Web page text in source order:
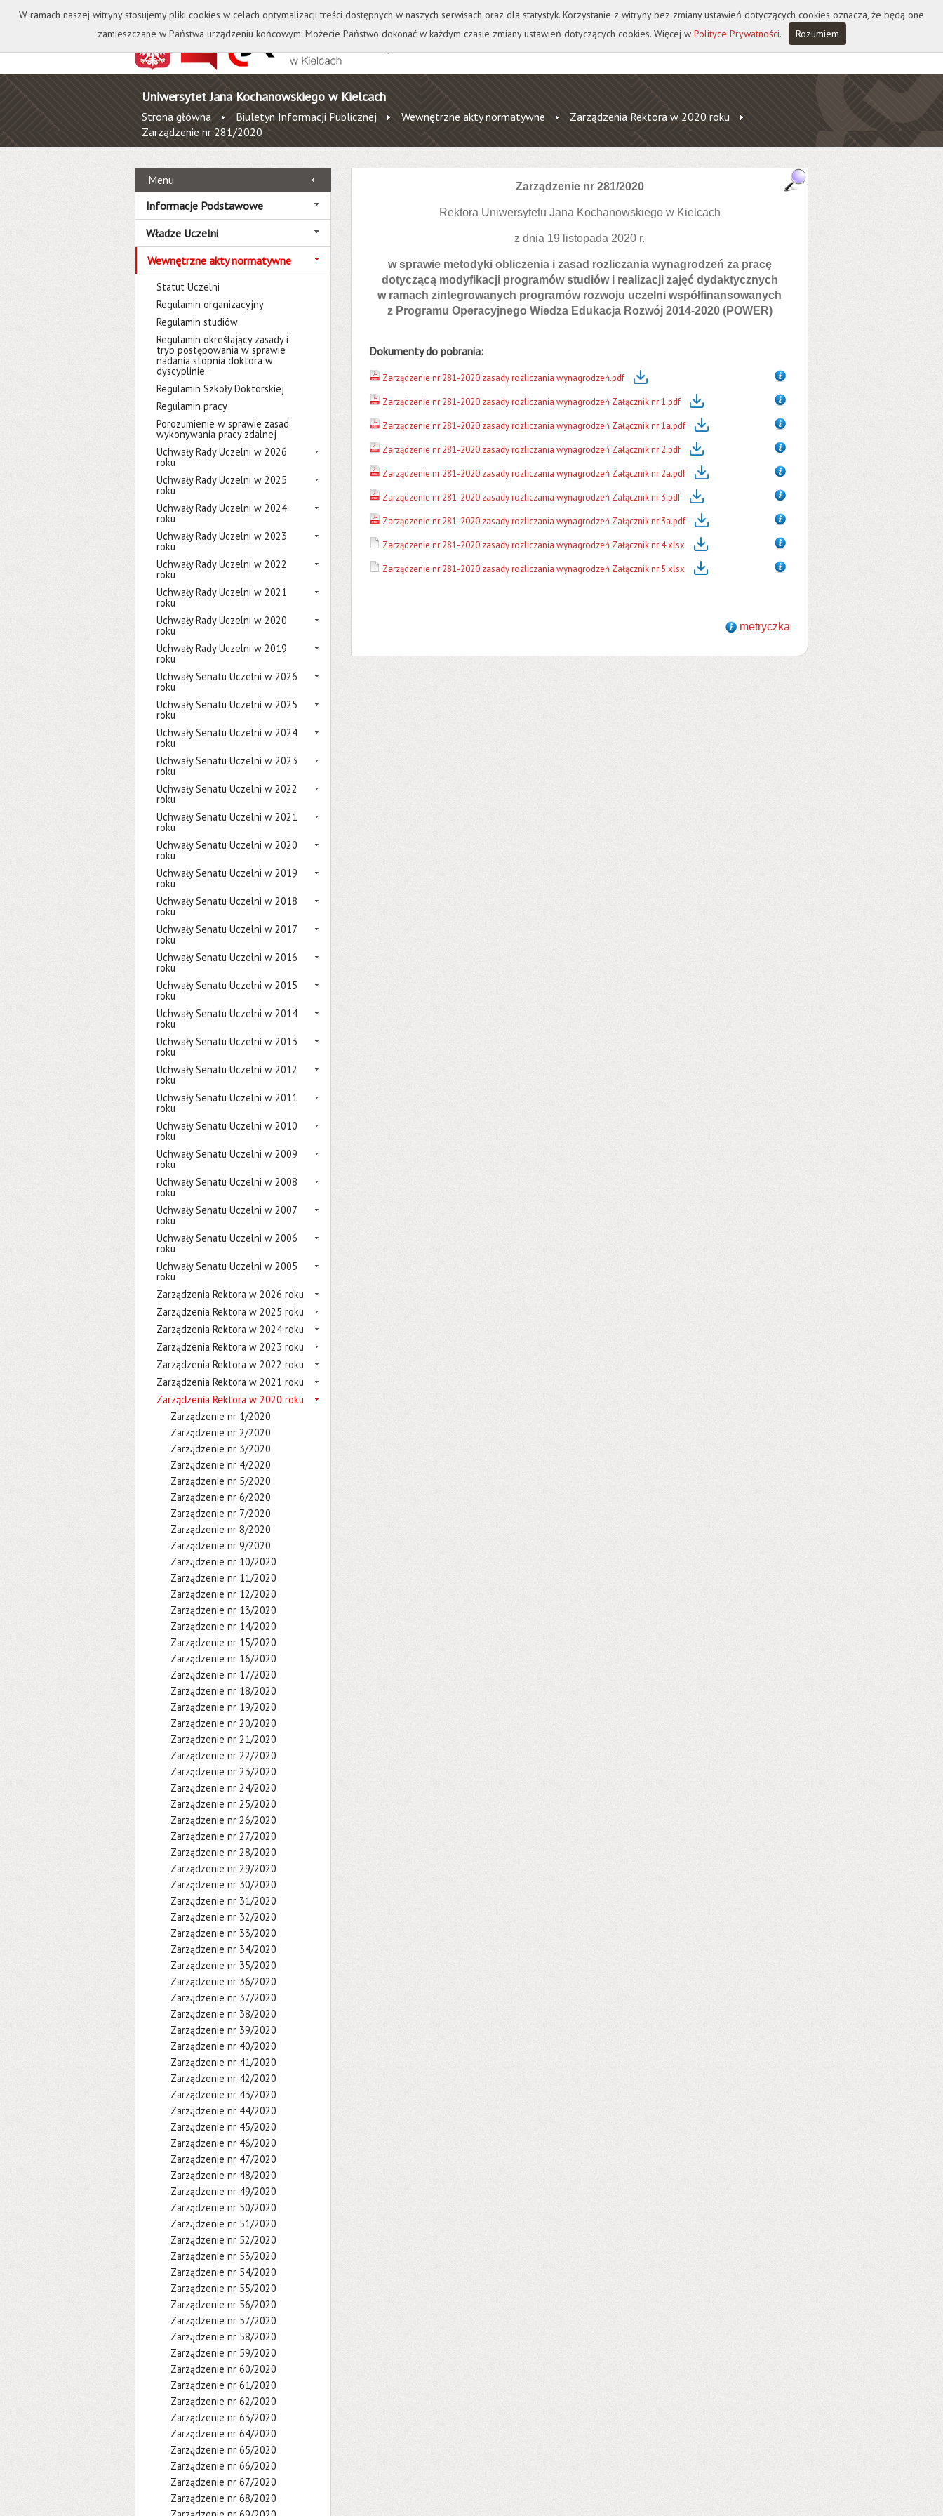
Kontakt Biblioteka Wydawnictwo Wirtualna Uczelnia A A A A
Uniwersytet Jana Kochanowskiego w Kielcach
Strona główna Biuletyn Informacji Publicznej Wewnętrzne akty normatywne
Zarządzenia Rektora w 2020 roku
Zarządzenie nr 281/2020
Menu
Informacje Podstawowe
Władze Uczelni
Wewnętrzne akty normatywne
Statut Uczelni
Regulamin organizacyjny
Regulamin studiów
Regulamin określający zasady i
tryb postępowania w sprawie
nadania stopnia doktora w
dyscyplinie
Regulamin Szkoły Doktorskiej
Regulamin pracy
Porozumienie w sprawie zasad
wykonywania pracy zdalnej
Uchwały Rady Uczelni w 2026
roku
Uchwały Rady Uczelni w 2025
roku
Uchwały Rady Uczelni w 2024
roku
Uchwały Rady Uczelni w 2023
roku
Uchwały Rady Uczelni w 2022
roku
Uchwały Rady Uczelni w 2021
roku
Uchwały Rady Uczelni w 2020
roku
Uchwały Rady Uczelni w 2019
roku
Uchwały Senatu Uczelni w 2026
roku
Uchwały Senatu Uczelni w 2025
roku
Uchwały Senatu Uczelni w 2024
roku
Uchwały Senatu Uczelni w 2023
roku
Uchwały Senatu Uczelni w 2022
roku
Uchwały Senatu Uczelni w 2021
roku
Uchwały Senatu Uczelni w 2020
roku
Uchwały Senatu Uczelni w 2019
roku
Uchwały Senatu Uczelni w 2018
roku
Uchwały Senatu Uczelni w 2017
roku
Uchwały Senatu Uczelni w 2016
roku
Uchwały Senatu Uczelni w 2015
roku
Uchwały Senatu Uczelni w 2014
roku
Uchwały Senatu Uczelni w 2013
roku
Uchwały Senatu Uczelni w 2012
roku
Uchwały Senatu Uczelni w 2011
roku
Uchwały Senatu Uczelni w 2010
roku
Uchwały Senatu Uczelni w 2009
roku
Uchwały Senatu Uczelni w 2008
roku
Uchwały Senatu Uczelni w 2007
roku
Uchwały Senatu Uczelni w 2006
roku
Uchwały Senatu Uczelni w 2005
roku
Zarządzenia Rektora w 2026 roku
Zarządzenia Rektora w 2025 roku
Zarządzenia Rektora w 2024 roku
Zarządzenia Rektora w 2023 roku
Zarządzenia Rektora w 2022 roku
Zarządzenia Rektora w 2021 roku
Zarządzenia Rektora w 2020 roku
Zarządzenie nr 1/2020
Zarządzenie nr 2/2020
Zarządzenie nr 3/2020
Zarządzenie nr 4/2020
Zarządzenie nr 5/2020
Zarządzenie nr 6/2020
Zarządzenie nr 7/2020
Zarządzenie nr 8/2020
Zarządzenie nr 9/2020
Zarządzenie nr 10/2020
Zarządzenie nr 11/2020
Zarządzenie nr 12/2020
Zarządzenie nr 13/2020
Zarządzenie nr 14/2020
Zarządzenie nr 15/2020
Zarządzenie nr 16/2020
Zarządzenie nr 17/2020
Zarządzenie nr 18/2020
Zarządzenie nr 19/2020
Zarządzenie nr 20/2020
Zarządzenie nr 21/2020
Zarządzenie nr 22/2020
Zarządzenie nr 23/2020
Zarządzenie nr 24/2020
Zarządzenie nr 25/2020
Zarządzenie nr 26/2020
Zarządzenie nr 27/2020
Zarządzenie nr 28/2020
Zarządzenie nr 29/2020
Zarządzenie nr 30/2020
Zarządzenie nr 31/2020
Zarządzenie nr 32/2020
Zarządzenie nr 33/2020
Zarządzenie nr 34/2020
Zarządzenie nr 35/2020
Zarządzenie nr 36/2020
Zarządzenie nr 37/2020
Zarządzenie nr 38/2020
Zarządzenie nr 39/2020
Zarządzenie nr 40/2020
Zarządzenie nr 41/2020
Zarządzenie nr 42/2020
Zarządzenie nr 43/2020
Zarządzenie nr 44/2020
Zarządzenie nr 45/2020
Zarządzenie nr 46/2020
Zarządzenie nr 47/2020
Zarządzenie nr 48/2020
Zarządzenie nr 49/2020
Zarządzenie nr 50/2020
Zarządzenie nr 51/2020
Zarządzenie nr 52/2020
Zarządzenie nr 53/2020
Zarządzenie nr 54/2020
Zarządzenie nr 55/2020
Zarządzenie nr 56/2020
Zarządzenie nr 57/2020
Zarządzenie nr 58/2020
Zarządzenie nr 59/2020
Zarządzenie nr 60/2020
Zarządzenie nr 61/2020
Zarządzenie nr 62/2020
Zarządzenie nr 63/2020
Zarządzenie nr 64/2020
Zarządzenie nr 65/2020
Zarządzenie nr 66/2020
Zarządzenie nr 67/2020
Zarządzenie nr 68/2020
Zarządzenienr 281/2020
Rektora Uniwersytetu Jana Kochanowskiego w Kielcach
z dnia 19 listopada 2020 r.
w sprawie metodyki obliczenia i zasad rozliczania wynagrodzeń za pracę
dotyczącą modyfikacji programów studiów i realizacji zajęć dydaktycznych
w ramach zintegrowanych programów rozwoju uczelni współfinansowanych
z Programu Operacyjnego Wiedza Edukacja Rozwój 2014-2020 (POWER)
Dokumenty do pobrania:
Zarządzenie nr 281-2020 zasady rozliczania wynagrodzeń.pdf
Zarządzenie nr 281-2020 zasady rozliczania wynagrodzeń Załącznik nr 1.pdf
Zarządzenie nr 281-2020 zasady rozliczania wynagrodzeń Załącznik nr 1a.pdf
Zarządzenie nr 281-2020 zasady rozliczania wynagrodzeń Załącznik nr 2.pdf
Zarządzenie nr 281-2020 zasady rozliczania wynagrodzeń Załącznik nr 2a.pdf
Zarządzenie nr 281-2020 zasady rozliczania wynagrodzeń Załącznik nr 3.pdf
Zarządzenie nr 281-2020 zasady rozliczania wynagrodzeń Załącznik nr 3a.pdf
Zarządzenie nr 281-2020 zasady rozliczania wynagrodzeń Załącznik nr 4.xlsx
Zarządzenie nr 281-2020 zasady rozliczania wynagrodzeń Załącznik nr 5.xlsx
metryczka
W ramach naszej witryny stosujemy pliki cookies w celach optymalizacji treści dostępnych w naszych serwisach oraz dla statystyk. Korzystanie z witryny bez zmiany ustawień dotyczących cookies oznacza, że będą one
zamieszczane w Państwa urządzeniu końcowym. Możecie Państwo dokonać w każdym czasie zmiany ustawień dotyczących cookies. Więcej w Polityce Prywatności. Rozumiem